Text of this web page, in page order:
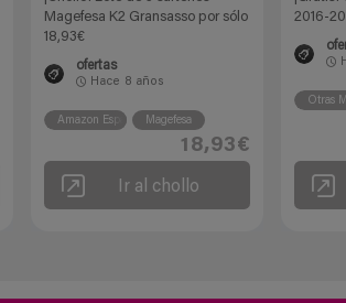
Magefesa K2 Gransasso por sólo
18,93€
ofertas
Hace 8 años
Amazon España Magefesa
18,93€
Ir al chollo
2016-
Otras